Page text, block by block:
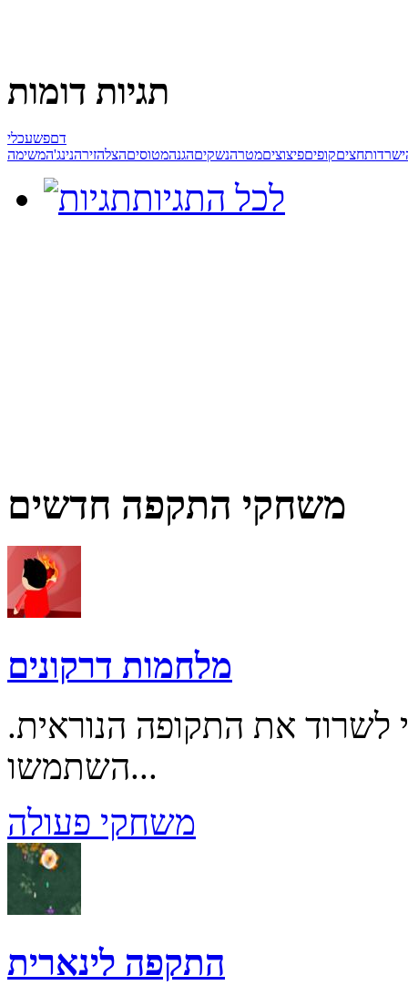
תגיות דומות
דםפשעכלי
חציםקופיםפיצוציםמטרהנשקיםהגנהמטוסיםהצלהזירהנינג'המשימה
לכל התגיות
משחקי התקפה חדשים
מלחמות דרקונים
לשרוד את התקופה הנוראית.
השתמשו...
משחקי פעולה
התקפה לינארית